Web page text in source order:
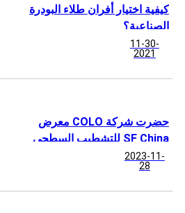
كيفية اختيار أفران طلاء البودرة
الصناعية؟
11-30-
2021
حضرت شركة COLO معرض
SF China للتشطيب السطحي
في شنغهاي
2023-11-
28